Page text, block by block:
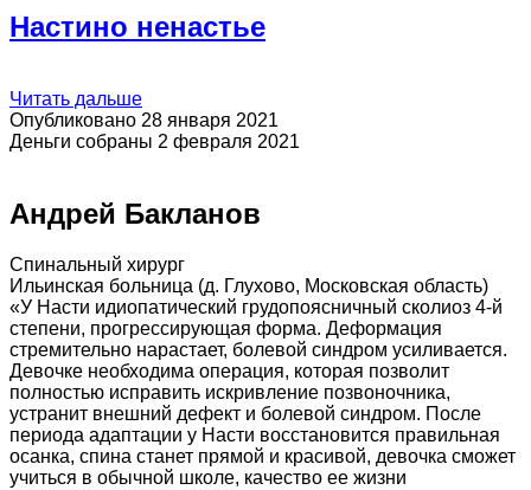
Настино ненастье
Читать дальше
Опубликовано 28 января 2021
Деньги собраны 2 февраля 2021
Андрей Бакланов
Спинальный хирург
Ильинская больница (д. Глухово, Московская область)
«У Насти идиопатический грудопоясничный сколиоз 4-й
степени, прогрессирующая форма. Деформация
стремительно нарастает, болевой синдром усиливается.
Девочке необходима операция, которая позволит
полностью исправить искривление позвоночника,
устранит внешний дефект и болевой синдром. После
периода адаптации у Насти восстановится правильная
осанка, спина станет прямой и красивой, девочка сможет
учиться в обычной школе, качество ее жизни